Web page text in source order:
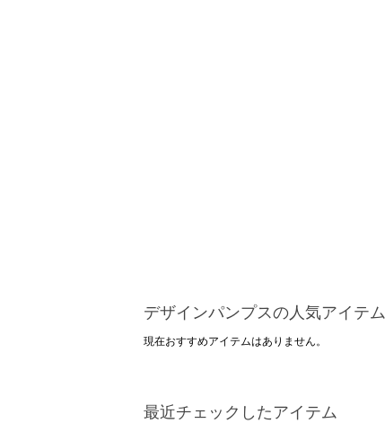
デザインパンプスの人気アイテム
現在おすすめアイテムはありません。
最近チェックしたアイテム